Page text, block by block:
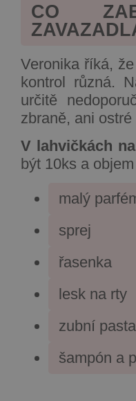
CO
Veronika říká,
kontrol různá.
určitě
zbraně, ani ostré
V lahvičkách
být 10ks a
malý
sprej
řasenka
lesk na rty
zubní pasta
šampón a